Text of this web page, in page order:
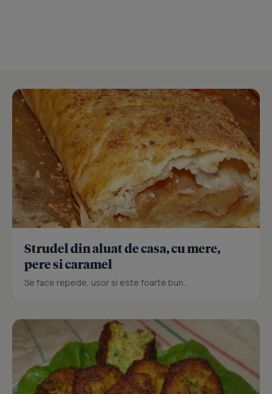
Strudel din aluat de casa, cu mere,
pere si caramel
Se face repede, usor si este foarte bun...